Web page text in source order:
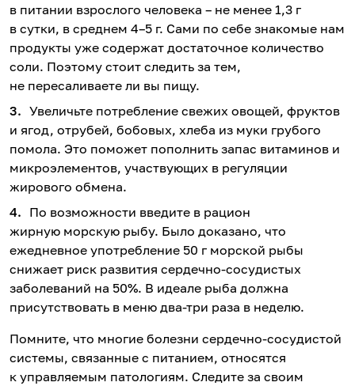
в питании взрослого человека – не менее 1,3 г
в сутки, в среднем 4–5 г. Сами по себе знакомые нам
продукты уже содержат достаточное количество
соли. Поэтому стоит следить за тем,
не пересаливаете ли вы пищу.
Увеличьте потребление свежих овощей, фруктов
и ягод, отрубей, бобовых, хлеба из муки грубого
помола. Это поможет пополнить запас витаминов и
микроэлементов, участвующих в регуляции
жирового обмена.
По возможности введите в рацион
жирную морскую рыбу. Было доказано, что
ежедневное употребление 50 г морской рыбы
снижает риск развития сердечно-сосудистых
заболеваний на 50%. В идеале рыба должна
присутствовать в меню два-три раза в неделю.
Помните, что многие болезни сердечно-сосудистой
системы, связанные с питанием, относятся
к управляемым патологиям. Следите за своим